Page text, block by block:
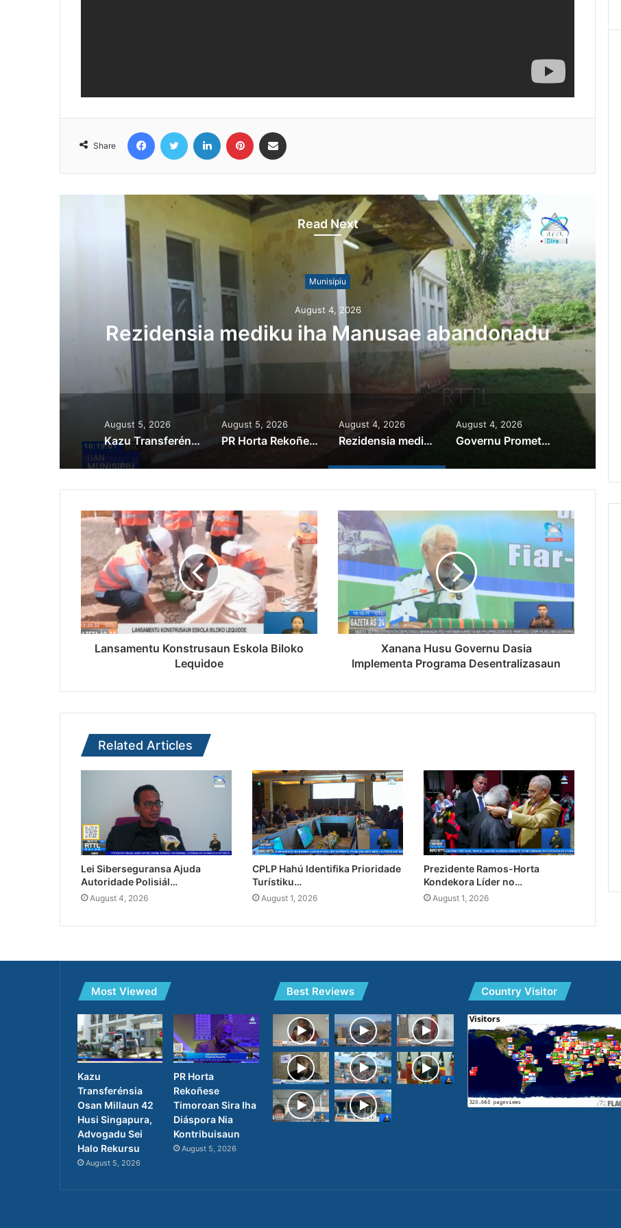
Share
Read Next
Munisípiu
August 4, 2026
Rezidensia mediku iha Manusae abandonadu
August 5, 2026
Kazu Transferénsia Osan Millaun 42 Husi Singapura, Advogadu Sei Halo Rekursu
August 5, 2026
PR Horta Rekoñese Timoroan Sira Iha Diáspora Nia Kontribuisaun
August 4, 2026
Rezidensia mediku iha Manusae abandonadu
August 4, 2026
Governu Promete Tau Prioridade ba Setór Minerais no Setór Produtivu
Lansamentu Konstrusaun Eskola Biloko
Lequidoe
Xanana Husu Governu Dasia
Implementa Programa Desentralizasaun
Related Articles
Lei Siberseguransa Ajuda
Autoridade Polisiál…
August 4, 2026
CPLP Hahú Identifika Prioridade
Turístiku…
August 1, 2026
Prezidente Ramos-Horta
Kondekora Líder no…
August 1, 2026
Most Viewed
Kazu
Transferénsia
Osan Millaun 42
Husi Singapura,
Advogadu Sei
Halo Rekursu
August 5, 2026
PR Horta
Rekoñese
Timoroan Sira Iha
Diáspora Nia
Kontribuisaun
August 5, 2026
Best Reviews Country Visitor